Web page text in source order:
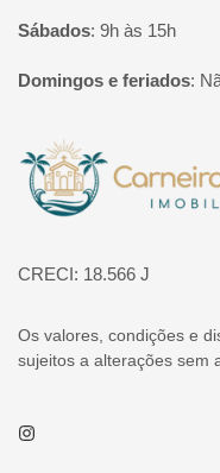
Sábados: 9h às 15h
Domingos e feriados:
Página inicial
CRECI: 18.566 J
Os valores, condições e
sujeitos a alterações sem
Instagram